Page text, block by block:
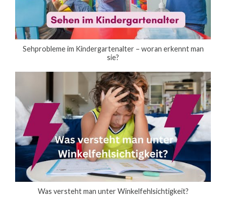
Sehprobleme im Kindergartenalter – woran erkennt man
sie?
Was versteht man unter Winkelfehlsichtigkeit?